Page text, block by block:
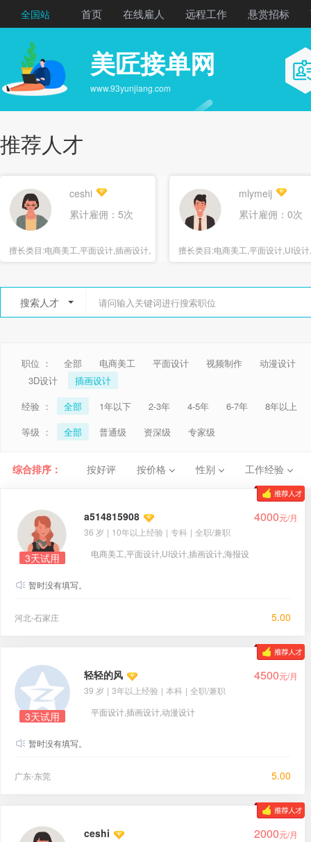
全国站 首页 在线雇人 远程工作 悬赏招标
美匠接单网
www.93yunjiang.com
推荐人才
ceshi
累计雇佣：5次
擅长类目:电商美工,平面设计,插画设计,
海报设计
mlymeij
累计雇佣：0次
擅长类目:电商美工,平面设计,UI设
报设计
搜索人才
职位 ： 全部 电商美工 平面设计 视频制作
动漫设计
3D设计
插画设计
经验 ：
全部 1年以下 2-3年 4-5年 6-7年
8年以上
等级 ：
全部 普通级 资深级 专家级
综合排序： 按好评 按价格 性别 工作经验
3天试用
a514815908 4000元/月
36 岁 | 10年以上经验 | 专科 | 全职/兼职
电商美工,平面设计,UI设计,插画设计,海报设
暂时没有填写。
河北-石家庄 5.00
3天试用
轻轻的风 4500元/月
39 岁 | 3年以上经验 | 本科 | 全职/兼职
平面设计,插画设计,动漫设计
暂时没有填写。
广东-东莞 5.00
ceshi 2000元/月